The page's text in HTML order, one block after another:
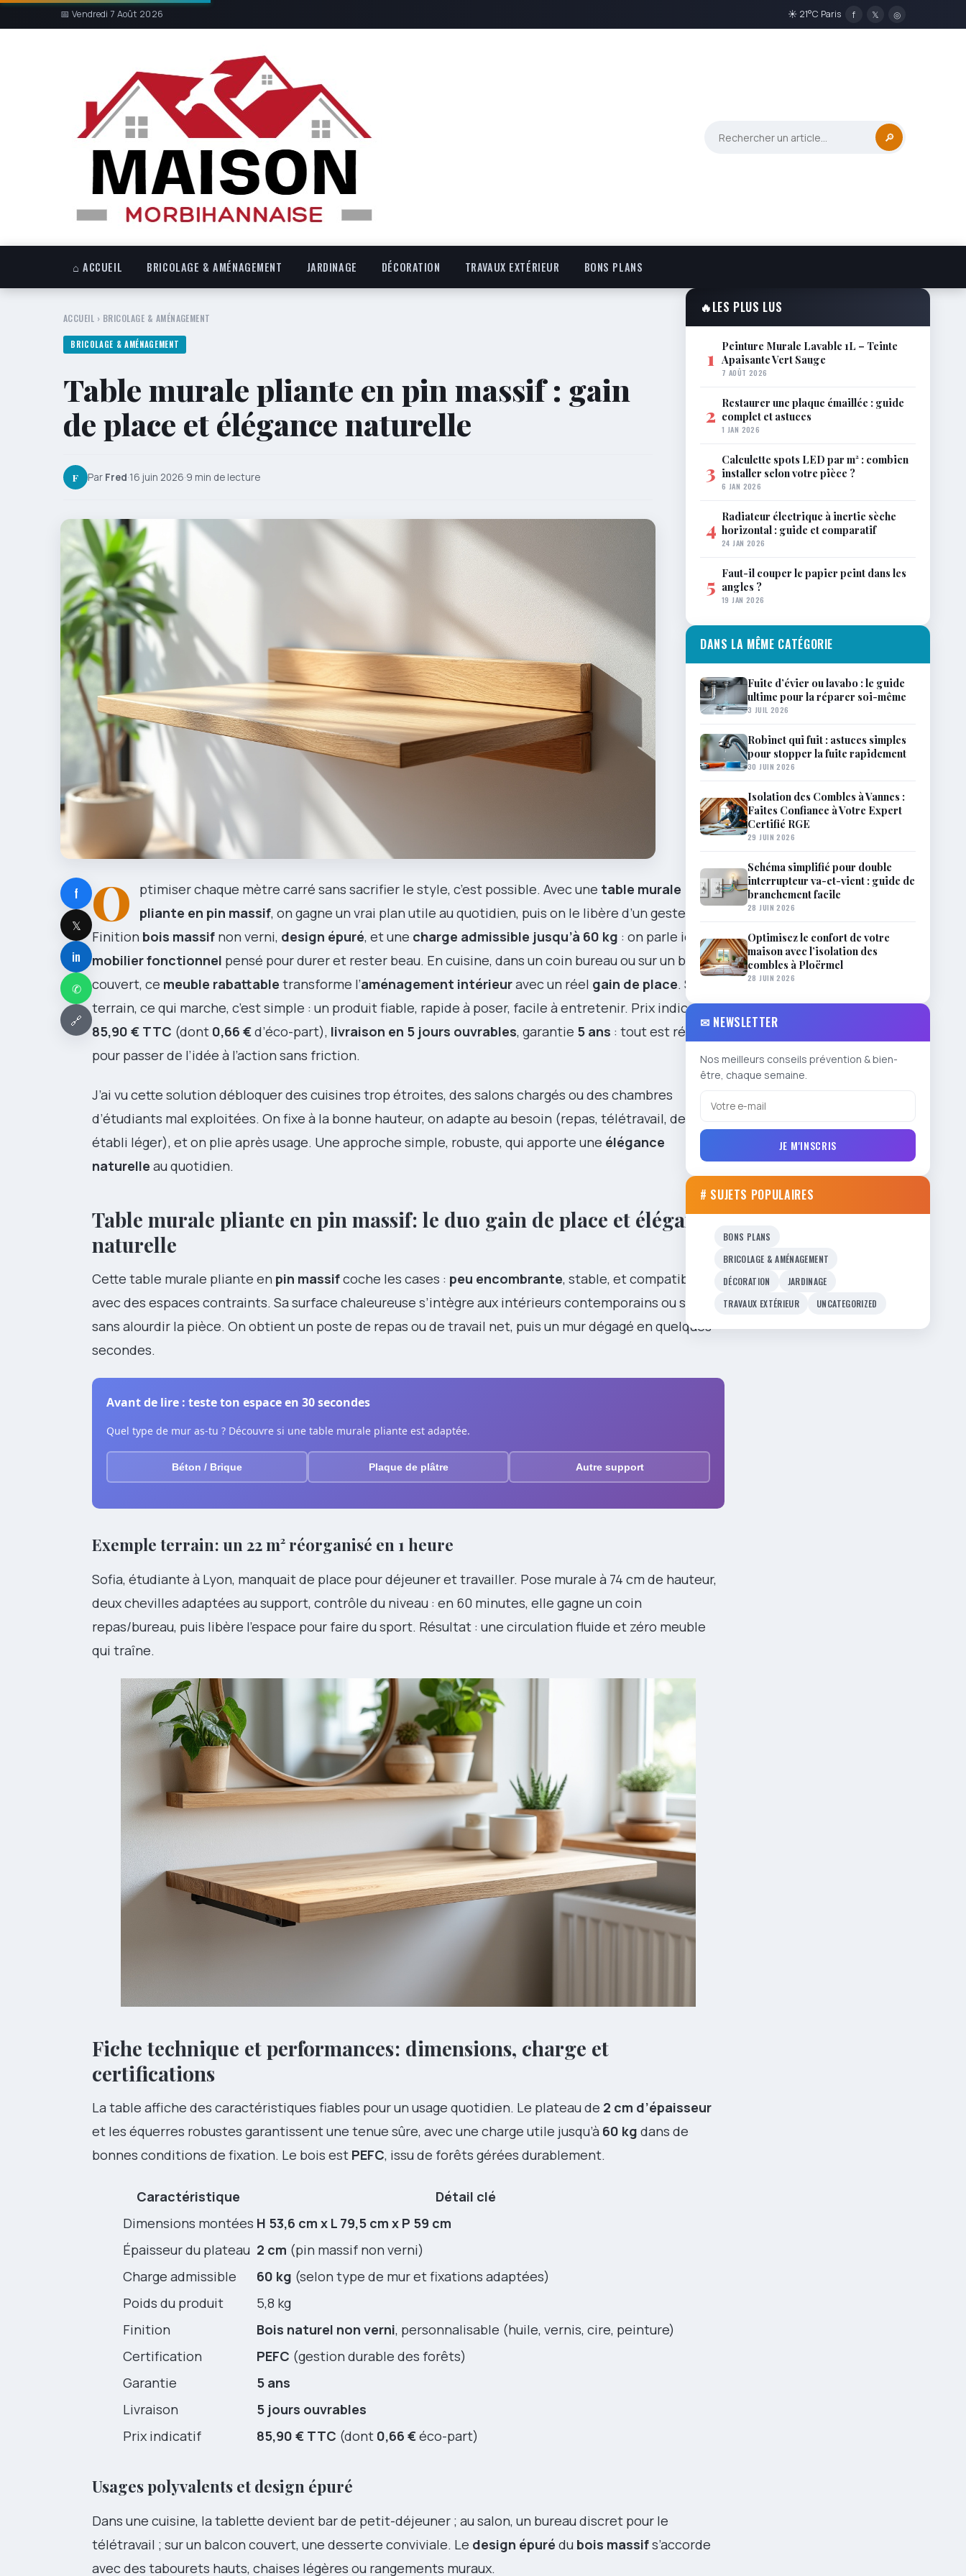
📅 Vendredi 7 Août 2026 ☀ 21°C Paris f 𝕏 ◎
🔎
⌂ ACCUEIL BRICOLAGE & AMÉNAGEMENT JARDINAGE DÉCORATION TRAVAUX EXTÉRIEUR BONS PLANS
ACCUEIL › BRICOLAGE & AMÉNAGEMENT
BRICOLAGE & AMÉNAGEMENT
Table murale pliante en pin massif : gain
de place et élégance naturelle
F Par Fred·16 juin 2026·9 min de lecture
f
𝕏
in
✆
🔗
O ptimiser chaque mètre carré sans sacrifier le style, c’est possible. Avec une table murale
pliante en pin massif, on gagne un vrai plan utile au quotidien, puis on le libère d’un geste.
Finition bois massif non verni, design épuré, et une charge admissible jusqu’à 60 kg : on parle ici de
mobilier fonctionnel pensé pour durer et rester beau. En cuisine, dans un coin bureau ou sur un balcon
couvert, ce meuble rabattable transforme l’aménagement intérieuravec un réel gain de place. Sur le
terrain, ce qui marche, c’est simple : un produit fiable, rapide à poser, facile à entretenir. Prix indicatif
85,90 € TTC (dont 0,66 €d’éco-part), livraison en 5 jours ouvrables, garantie 5 ans : tout est réuni
pour passer de l’idée à l’action sans friction.
J’ai vu cette solution débloquer des cuisines trop étroites, des salons chargés ou des chambres
d’étudiants mal exploitées. On fixe à la bonne hauteur, on adapte au besoin (repas, télétravail, devoirs,
établi léger), et on plie après usage. Une approche simple, robuste, qui apporte une élégance
naturelle au quotidien.
Table murale pliante en pin massif : le duo gain de place et élégance
naturelle
Cette table murale pliante en pin massifcoche les cases : peu encombrante, stable, et compatible
avec des espaces contraints. Sa surface chaleureuse s’intègre aux intérieurs contemporains ou scandi
sans alourdir la pièce. On obtient un poste de repas ou de travail net, puis un mur dégagé en quelques
secondes.
Avant de lire : teste ton espace en 30 secondes
Quel type de mur as-tu ? Découvre si une table murale pliante est adaptée.
Béton / Brique Plaque de plâtre Autre support
Exemple terrain : un 22 m² réorganisé en 1 heure
Sofia, étudiante à Lyon, manquait de place pour déjeuner et travailler. Pose murale à 74 cm de hauteur,
deux chevilles adaptées au support, contrôle du niveau : en 60 minutes, elle gagne un coin
repas/bureau, puis libère l’espace pour faire du sport. Résultat : une circulation fluide et zéro meuble
qui traîne.
Fiche technique et performances : dimensions, charge et
certifications
La table affiche des caractéristiques fiables pour un usage quotidien. Le plateau de 2 cm d’épaisseur
et les équerres robustes garantissent une tenue sûre, avec une charge utile jusqu’à 60 kg dans de
bonnes conditions de fixation. Le bois est PEFC, issu de forêts gérées durablement.
Caractéristique
Détail clé
Dimensions montées H 53,6 cm x L 79,5 cm x P 59 cm
Épaisseur du plateau 2 cm (pin massif non verni)
Charge admissible
60 kg (selon type de mur et fixations adaptées)
Poids du produit
5,8 kg
Finition
Bois naturel non verni, personnalisable (huile, vernis, cire, peinture)
Certification
PEFC (gestion durable des forêts)
Garantie
5 ans
Livraison
5 jours ouvrables
Prix indicatif
85,90 € TTC (dont 0,66 €éco-part)
Usages polyvalents et design épuré
Dans une cuisine, la tablette devient bar de petit-déjeuner ; au salon, un bureau discret pour le
télétravail ; sur un balcon couvert, une desserte conviviale. Le design épuré du bois massifs’accorde
avec des tabourets hauts, chaises légères ou rangements muraux.
🔥LES PLUS LUS
1 Peinture Murale Lavable 1L – Teinte
Apaisante Vert Sauge
7 AOÛT 2026
2 Restaurer une plaque émaillée : guide
complet et astuces
1 JAN 2026
3 Calculette spots LED par m² : combien
installer selon votre pièce ?
6 JAN 2026
4 Radiateur électrique à inertie sèche
horizontal : guide et comparatif
24 JAN 2026
5 Faut-il couper le papier peint dans les
angles ?
19 JAN 2026
DANS LA MÊME CATÉGORIE
Fuite d’évier ou lavabo : le guide
ultime pour la réparer soi-même
3 JUIL 2026
Robinet qui fuit : astuces simples
pour stopper la fuite rapidement
30 JUIN 2026
Isolation des Combles à Vannes :
Faites Confiance à Votre Expert
Certifié RGE
29 JUIN 2026
Schéma simplifié pour double
interrupteur va-et-vient : guide de
branchement facile
28 JUIN 2026
Optimisez le confort de votre
maison avec l’isolation des
combles à Ploërmel
28 JUIN 2026
✉ NEWSLETTER
Nos meilleurs conseils prévention & bien-
être, chaque semaine.
JE M'INSCRIS
# SUJETS POPULAIRES
BONS PLANS
BRICOLAGE & AMÉNAGEMENT
DÉCORATION
JARDINAGE
TRAVAUX EXTÉRIEUR
UNCATEGORIZED